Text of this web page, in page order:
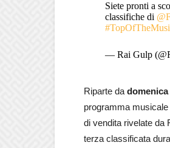
Siete pronti a
classifiche di
— Rai Gulp
Riparte da domenica
programma
di vendita rivelate da
terza classificata